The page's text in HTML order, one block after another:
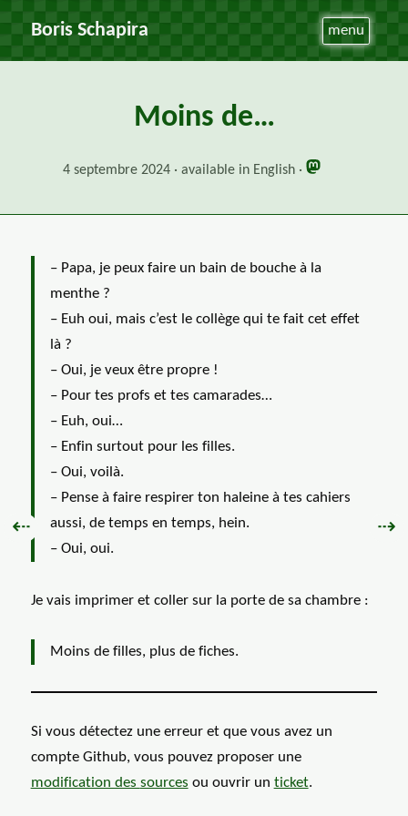
Boris Schapira menu
Moins de…
4 septembre 2024 available in English
– Papa, je peux faire un bain de bouche à la
menthe ?
– Euh oui, mais c’est le collège qui te fait cet effet
là ?
– Oui, je veux être propre !
– Pour tes profs et tes camarades…
– Euh, oui…
– Enfin surtout pour les filles.
– Oui, voilà.
– Pense à faire respirer ton haleine à tes cahiers
aussi, de temps en temps, hein.
– Oui, oui.
Je vais imprimer et coller sur la porte de sa chambre :
Moins de filles, plus de fiches.
Si vous détectez une erreur et que vous avez un
compte Github, vous pouvez proposer une
modification des sources ou ouvrir un ticket.
Précédent :
⇠ ⇢